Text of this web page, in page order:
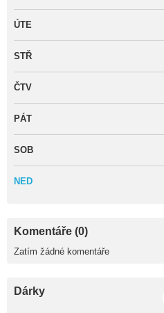
ÚTE
STŘ
ČTV
PÁT
SOB
NED
Komentáře (0)
Zatím žádné komentáře
Dárky